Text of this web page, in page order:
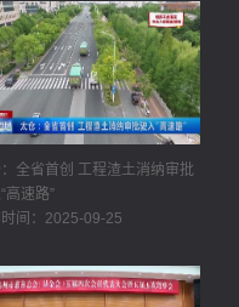
全省首创 工程渣土消纳审批
高速路”
间：2025-09-25